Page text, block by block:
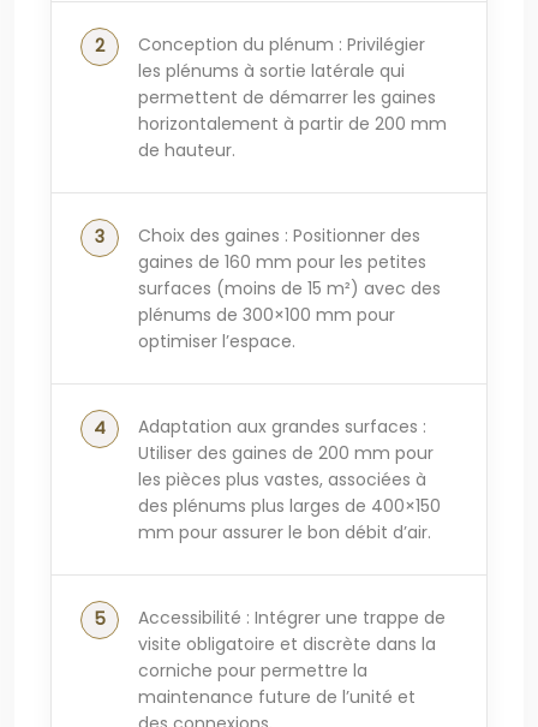
Conception du plénum : Privilégier
les plénums à sortie latérale qui
permettent de démarrer les gaines
horizontalement à partir de 200 mm
de hauteur.
Choix des gaines : Positionner des
gaines de 160 mm pour les petites
surfaces (moins de 15 m²) avec des
plénums de 300×100 mm pour
optimiser l’espace.
Adaptation aux grandes surfaces :
Utiliser des gaines de 200 mm pour
les pièces plus vastes, associées à
des plénums plus larges de 400×150
mm pour assurer le bon débit d’air.
Accessibilité : Intégrer une trappe de
visite obligatoire et discrète dans la
corniche pour permettre la
maintenance future de l’unité et